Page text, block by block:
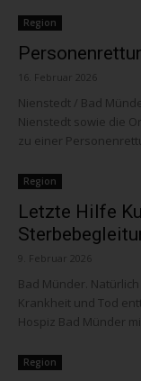
Region
16. Februar 2026
Nienstedt / Bad
Nienstedt sowie die
zu einer
Region
Letzte Hilfe
9. Februar 2026
Bad Münder.
Krankheit und Tod
Hospiz Bad Münder
Region